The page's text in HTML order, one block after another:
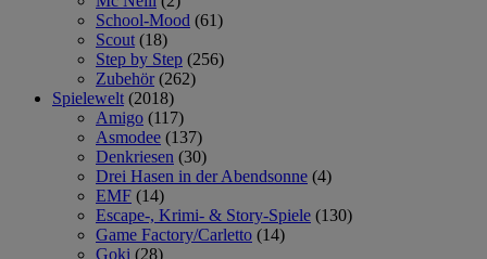
School-Mood (61)
Scout (18)
Step by Step (256)
Zubehör (262)
Spielewelt (2018)
Amigo (117)
Asmodee (137)
Denkriesen (30)
Drei Hasen in der Abendsonne (4)
EMF (14)
Escape-, Krimi- & Story-Spiele (130)
Game Factory/Carletto (14)
Goki (28)